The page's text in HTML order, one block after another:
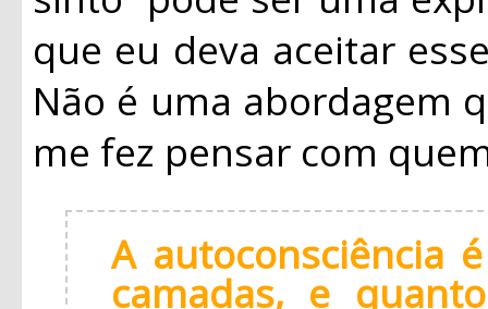
que eu deva aceitar
Não é uma abordagem
me fez pensar com
A autoconsciência
camadas, e